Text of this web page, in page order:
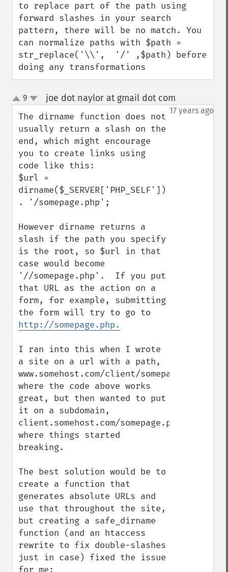
to replace part of the path using
forward slashes in your search
pattern, there will be no match. You
can normalize paths with $path =
str_replace('\\',  '/' ,$path) before
doing any transformations
up
down
9 joe dot naylor at gmail dot com
17 years ago
The dirname function does not
usually return a slash on the
end, which might encourage
you to create links using
code like this:
$url =
dirname($_SERVER['PHP_SELF'])
. '/somepage.php';
However dirname returns a
slash if the path you specify
is the root, so $url in that
case would become
'//somepage.php'.  If you put
that URL as the action on a
form, for example, submitting
http://somepage.php.
I ran into this when I wrote
a site on a url with a path,
www.somehost.com/client/somepage.php,
where the code above works
great, but then wanted to put
it on a subdomain,
client.somehost.com/somepage.php,
where things started
breaking.
The best solution would be to
create a function that
generates absolute URLs and
use that throughout the site,
but creating a safe_dirname
function (and an htaccess
rewrite to fix double-slashes
just in case) fixed the issue
for me: